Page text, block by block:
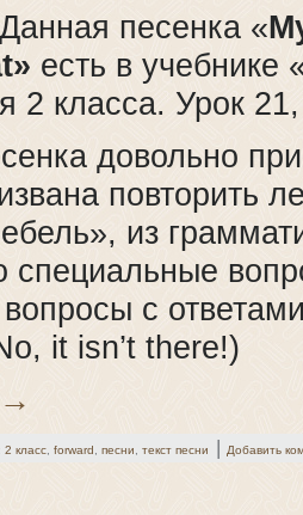
песенка «
есть в учебнике
2 класса. Урок
довольно
повторить
из
специальные
с
it isn’t there!)
→
2 класс forward песни текст песни | Добавить